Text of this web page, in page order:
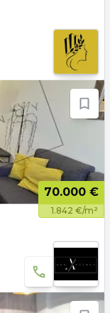
70.000 €
1.842 €/m²